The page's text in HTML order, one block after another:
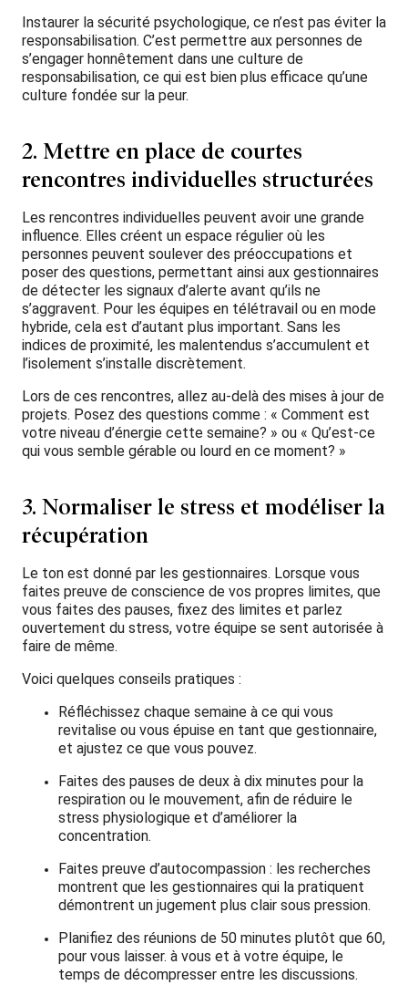
Instaurer la sécurité psychologique, ce n’est pas éviter la
responsabilisation. C’est permettre aux personnes de
s’engager honnêtement dans une culture de
responsabilisation, ce qui est bien plus efficace qu’une
culture fondée sur la peur.
2. Mettre en place de courtes
rencontres individuelles structurées
Les rencontres individuelles peuvent avoir une grande
influence. Elles créent un espace régulier où les
personnes peuvent soulever des préoccupations et
poser des questions, permettant ainsi aux gestionnaires
de détecter les signaux d’alerte avant qu’ils ne
s’aggravent. Pour les équipes en télétravail ou en mode
hybride, cela est d’autant plus important. Sans les
indices de proximité, les malentendus s’accumulent et
l’isolement s’installe discrètement.
Lors de ces rencontres, allez au-delà des mises à jour de
projets. Posez des questions comme : « Comment est
votre niveau d’énergie cette semaine? » ou « Qu’est-ce
qui vous semble gérable ou lourd en ce moment? »
3. Normaliser le stress et modéliser la
récupération
Le ton est donné par les gestionnaires. Lorsque vous
faites preuve de conscience de vos propres limites, que
vous faites des pauses, fixez des limites et parlez
ouvertement du stress, votre équipe se sent autorisée à
faire de même.
Voici quelques conseils pratiques :
Réfléchissez chaque semaine à ce qui vous
revitalise ou vous épuise en tant que gestionnaire,
et ajustez ce que vous pouvez.
Faites des pauses de deux à dix minutes pour la
respiration ou le mouvement, afin de réduire le
stress physiologique et d’améliorer la
concentration.
Faites preuve d’autocompassion : les recherches
montrent que les gestionnaires qui la pratiquent
démontrent un jugement plus clair sous pression.
Planifiez des réunions de 50 minutes plutôt que 60,
pour vous laisser. à vous et à votre équipe, le
temps de décompresser entre les discussions.